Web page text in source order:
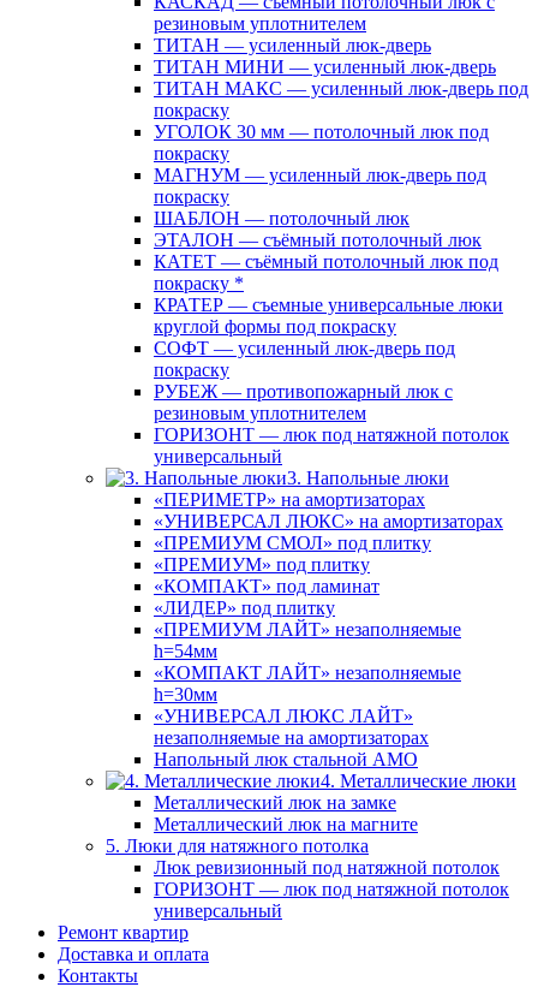
резиновым уплотнителем
ТИТАН — усиленный люк-дверь
ТИТАН МИНИ — усиленный люк-дверь
ТИТАН МАКС — усиленный люк-дверь под
покраску
УГОЛОК 30 мм — потолочный люк под
покраску
МАГНУМ — усиленный люк-дверь под
покраску
ШАБЛОН — потолочный люк
ЭТАЛОН — съёмный потолочный люк
КАТЕТ — съёмный потолочный люк под
покраску *
КРАТЕР — съемные универсальные люки
круглой формы под покраску
СОФТ — усиленный люк-дверь под
покраску
РУБЕЖ — противопожарный люк с
резиновым уплотнителем
ГОРИЗОНТ — люк под натяжной потолок
универсальный
3. Напольные люки
«ПЕРИМЕТР» на амортизаторах
«УНИВЕРСАЛ ЛЮКС» на амортизаторах
«ПРЕМИУМ СМОЛ» под плитку
«ПРЕМИУМ» под плитку
«КОМПАКТ» под ламинат
«ЛИДЕР» под плитку
«ПРЕМИУМ ЛАЙТ» незаполняемые
h=54мм
«КОМПАКТ ЛАЙТ» незаполняемые
h=30мм
«УНИВЕРСАЛ ЛЮКС ЛАЙТ»
незаполняемые на амортизаторах
Напольный люк стальной АМО
4. Металлические люки
Металлический люк на замке
Металлический люк на магните
5. Люки для натяжного потолка
Люк ревизионный под натяжной потолок
ГОРИЗОНТ — люк под натяжной потолок
универсальный
Ремонт квартир
Доставка и оплата
Контакты